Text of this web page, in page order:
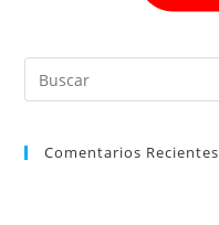
Comentarios Recientes